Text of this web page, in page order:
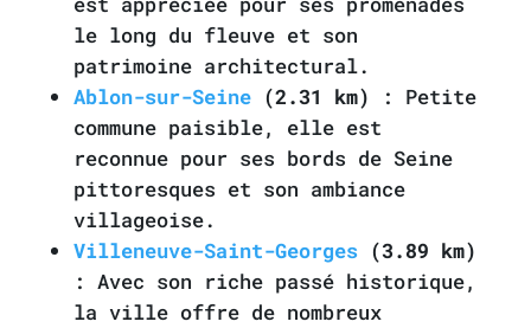
le long du fleuve et son
patrimoine architectural.
Ablon-sur-Seine(2.31 km) : Petite
commune paisible, elle est
reconnue pour ses bords de Seine
pittoresques et son ambiance
villageoise.
Villeneuve-Saint-Georges(3.89 km)
: Avec son riche passé historique,
la ville offre de nombreux